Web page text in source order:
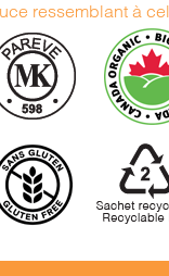
ressemblant à